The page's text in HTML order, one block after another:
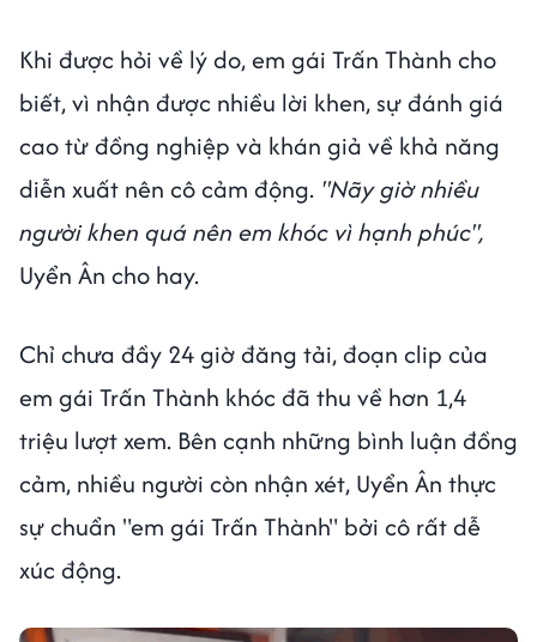
Khi được hỏi về lý do, em gái Trấn Thành cho
biết, vì nhận được nhiều lời khen, sự đánh giá
cao từ đồng nghiệp và khán giả về khả năng
diễn xuất nên cô cảm động. "Nãy giờ nhiều
người khen quá nên em khóc vì hạnh phúc",
Uyển Ân cho hay.
Chỉ chưa đầy 24 giờ đăng tải, đoạn clip của
em gái Trấn Thành khóc đã thu về hơn 1,4
triệu lượt xem. Bên cạnh những bình luận đồng
cảm, nhiều người còn nhận xét, Uyển Ân thực
sự chuẩn "em gái Trấn Thành" bởi cô rất dễ
xúc động.